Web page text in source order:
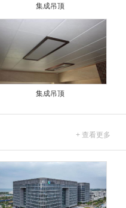
集成吊顶
集成吊顶
+ 查看更多